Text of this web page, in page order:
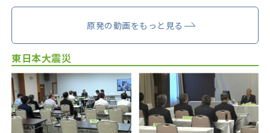
原発の動画をもっと見る
東日本大震災